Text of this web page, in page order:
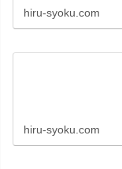
hiru-syoku.com
hiru-syoku.com